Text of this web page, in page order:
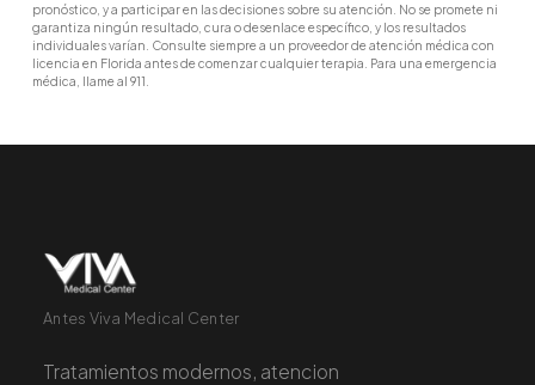
pronóstico, y a participar en las decisiones sobre su atención. No se promete ni
garantiza ningún resultado, cura o desenlace específico, y los resultados
individuales varían. Consulte siempre a un proveedor de atención médica con
licencia en Florida antes de comenzar cualquier terapia. Para una emergencia
médica, llame al 911.
Antes Viva Medical Center
Tratamientos modernos, atencion